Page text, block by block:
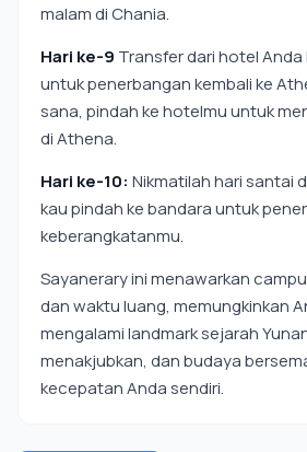
malam di Chania.
Hari ke-9 Transfer dari hotel
untuk penerbangan kembali ke
sana, pindah ke hotelmu untuk
di Athena.
Hari ke-10: Nikmatilah hari santai
kau pindah ke bandara untuk
keberangkatanmu.
Sayanerary ini menawarkan
dan waktu luang, memungkinkan
mengalami landmark sejarah
menakjubkan, dan budaya
kecepatan Anda sendiri.